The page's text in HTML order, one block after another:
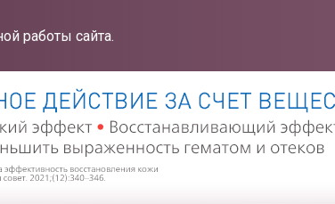
работы сайта.